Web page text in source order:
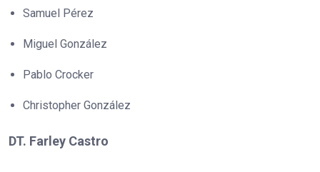
Samuel Pérez
Miguel González
Pablo Crocker
Christopher González
DT. Farley Castro